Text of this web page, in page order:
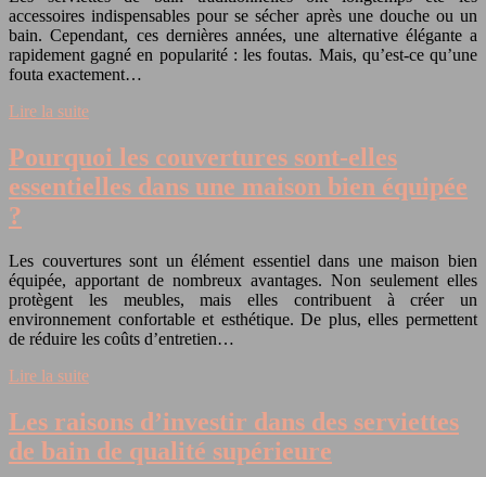
accessoires indispensables pour se sécher après une douche ou un
bain. Cependant, ces dernières années, une alternative élégante a
rapidement gagné en popularité : les foutas. Mais, qu’est-ce qu’une
fouta exactement…
Lire la suite
Pourquoi les couvertures sont-elles
essentielles dans une maison bien équipée
?
Les couvertures sont un élément essentiel dans une maison bien
équipée, apportant de nombreux avantages. Non seulement elles
protègent les meubles, mais elles contribuent à créer un
environnement confortable et esthétique. De plus, elles permettent
de réduire les coûts d’entretien…
Lire la suite
Les raisons d’investir dans des serviettes
de bain de qualité supérieure